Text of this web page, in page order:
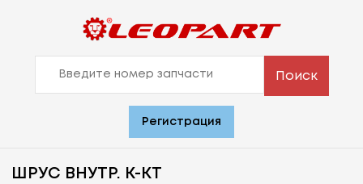
Поиск
Регистрация
ШРУС ВНУТР. К-КТ